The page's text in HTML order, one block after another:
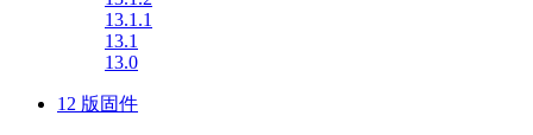
13.1.1
13.1
13.0
12 版固件